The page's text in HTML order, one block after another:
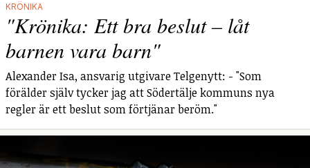
KRÖNIKA
"Krönika: Ett bra beslut – låt
barnen vara barn"
Alexander Isa, ansvarig utgivare Telgenytt: - "Som
förälder själv tycker jag att Södertälje kommuns nya
regler är ett beslut som förtjänar beröm."